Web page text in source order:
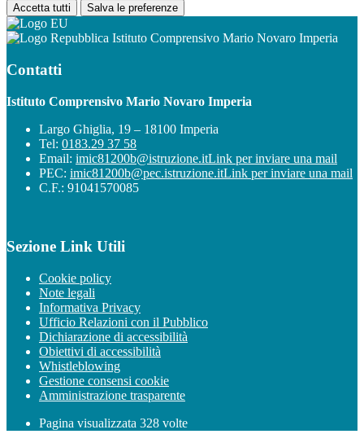
Accetta tutti Salva le preferenze
Istituto Comprensivo Mario Novaro Imperia
Contatti
Istituto Comprensivo Mario Novaro Imperia
Largo Ghiglia, 19 – 18100 Imperia
Tel: 0183.29 37 58
Email: imic81200b@istruzione.itLink per inviare una mail
PEC: imic81200b@pec.istruzione.itLink per inviare una mail
C.F.: 91041570085
Sezione Link Utili
Cookie policy
Note legali
Informativa Privacy
Ufficio Relazioni con il Pubblico
Dichiarazione di accessibilità
Obiettivi di accessibilità
Whistleblowing
Gestione consensi cookie
Amministrazione trasparente
Pagina visualizzata 328 volte